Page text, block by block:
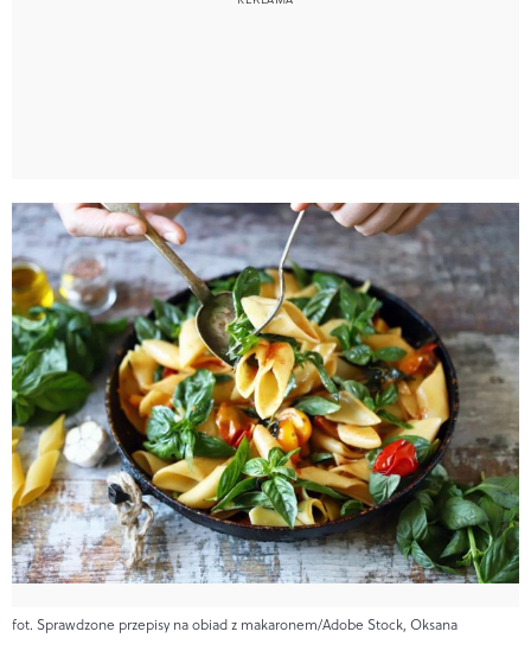
fot. Sprawdzone przepisy na obiad z makaronem/Adobe Stock, Oksana